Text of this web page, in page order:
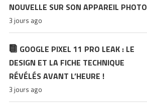
NOUVELLE SUR SON APPAREIL PHOTO
3 jours ago
GOOGLE PIXEL 11 PRO LEAK : LE
DESIGN ET LA FICHE TECHNIQUE
RÉVÉLÉS AVANT L’HEURE !
3 jours ago